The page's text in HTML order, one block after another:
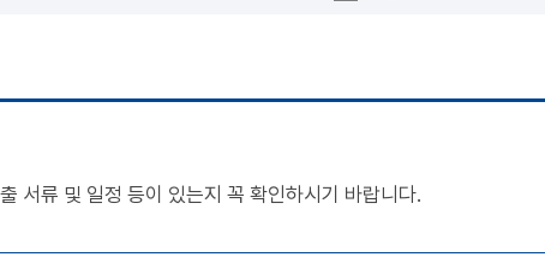
서류 및 일정 등이 있는지 꼭 확인하시기 바랍니다.